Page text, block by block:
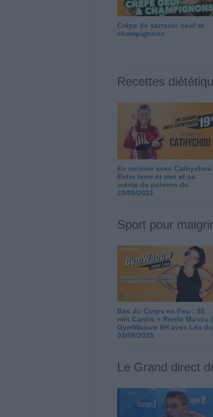
Crêpe de sarrasin oeuf et
champignons
Recettes
En cuisine avec Cathychou
Entre terre et mer et sa
crème de poivron du
23/09/2021
Sport pour
Bas du Corps en Feu : 30
min Cardio + Renfo Muscu |
GymWaouw 8H avec Léa du
03/09/2025
Le Grand direct